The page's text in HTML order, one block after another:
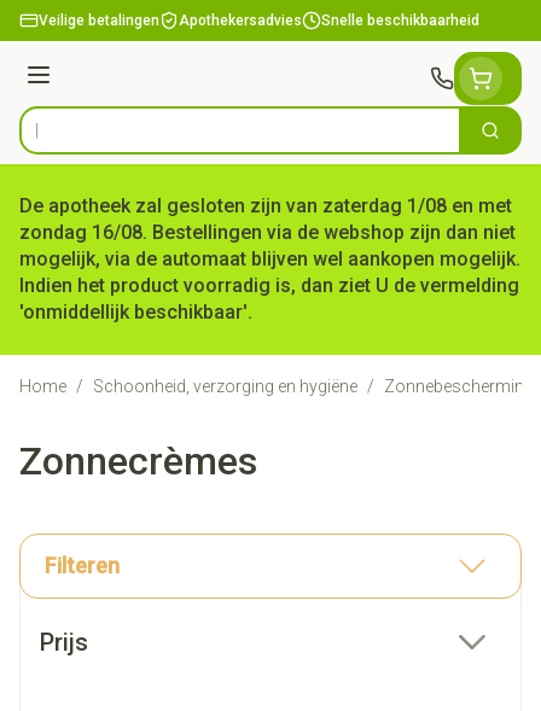
Ga naar de inhoud
Veilige betalingen Apothekersadvies Snelle beschikbaarheid
Menu
Product, merk, categorie... Zoek
De apotheek zal gesloten zijn van zaterdag 1/08 en met
zondag 16/08. Bestellingen via de webshop zijn dan niet
mogelijk, via de automaat blijven wel aankopen mogelijk.
Indien het product voorradig is, dan ziet U de vermelding
'onmiddellijk beschikbaar'.
Home / Schoonheid, verzorging en hygiëne / Zonnebescherming
Zonnecrèmes
Filteren
Prijs